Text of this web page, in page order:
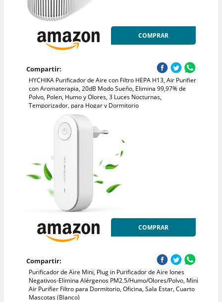
COMPRAR
Compartir:
HYCHIKA Purificador de Aire con Filtro HEPA H13, Air Purifier
con Aromaterapia, 20dB Modo Sueño, Elimina 99,97% de
Polvo, Polen, Humo y Olores, 3 Luces Nocturnas,
Temporizador, para Hogar y Dormitorio
COMPRAR
Compartir:
Purificador de Aire Mini, Plug in Purificador de Aire Iones
Negativos-Elimina Alérgenos PM2.5/Humo/Olores/Polvo, Mini
Air Purifier Filtro para Dormitorio, Oficina, Sala Estar, Cuarto
Mascotas (Blanco)